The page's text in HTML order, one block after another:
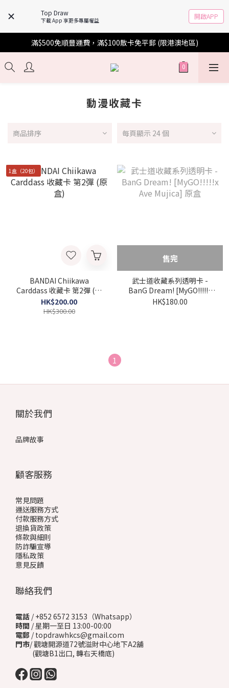
Top Draw
下載 App 享更多專屬權益 開啟APP
滿$500免順豐運費，滿$100散卡免平郵 (限港澳地區)
動漫收藏卡
商品排序 每頁顯示 24 個
1盒（20包）
BANDAI Chiikawa
Carddass 收藏卡 第2彈 (原
盒)
HK$200.00
HK$300.00
售完
武士道收藏系列透明卡 -
BanG Dream! [MyGO!!!!!x
Ave Mujica] 原盒
HK$180.00
1
關於我們
品牌故事
顧客服務
常見問題
運送服務方式
付款服務方式
退換貨政策
條款與細則
防詐騙宣導
隱私政策
意見反饋
聯絡我們
電話 / +852 6572 3153（Whatsapp）
時間 / 星期一至日 13:00-00:00
電郵 / topdrawhkcs@gmail.com
門市/ 觀塘開源道72號溢財中心地下A2舖
(觀塘B1出口, 轉右天橋底)